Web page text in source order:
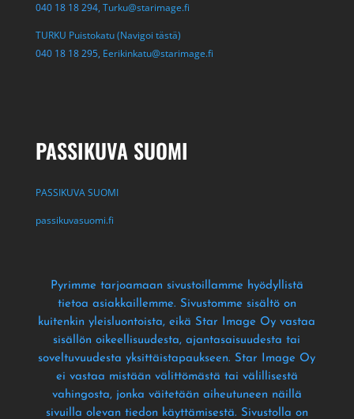
040 18 18 294, Turku@starimage.fi
TURKU Puistokatu (Navigoi tästä)
040 18 18 295, Eerikinkatu@starimage.fi
PASSIKUVA SUOMI
PASSIKUVA SUOMI
passikuvasuomi.fi
Pyrimme tarjoamaan sivustoillamme hyödyllistä
tietoa asiakkaillemme. Sivustomme sisältö on
kuitenkin yleisluontoista, eikä Star Image Oy vastaa
sisällön oikeellisuudesta, ajantasaisuudesta tai
soveltuvuudesta yksittäistapaukseen. Star Image Oy
ei vastaa mistään välittömästä tai välillisestä
vahingosta, jonka väitetään aiheutuneen näillä
sivuilla olevan tiedon käyttämisestä. Sivustolla on